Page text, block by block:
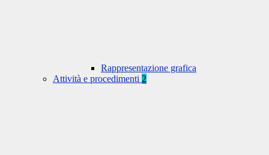
Rappresentazione grafica
Attività e procedimenti 2